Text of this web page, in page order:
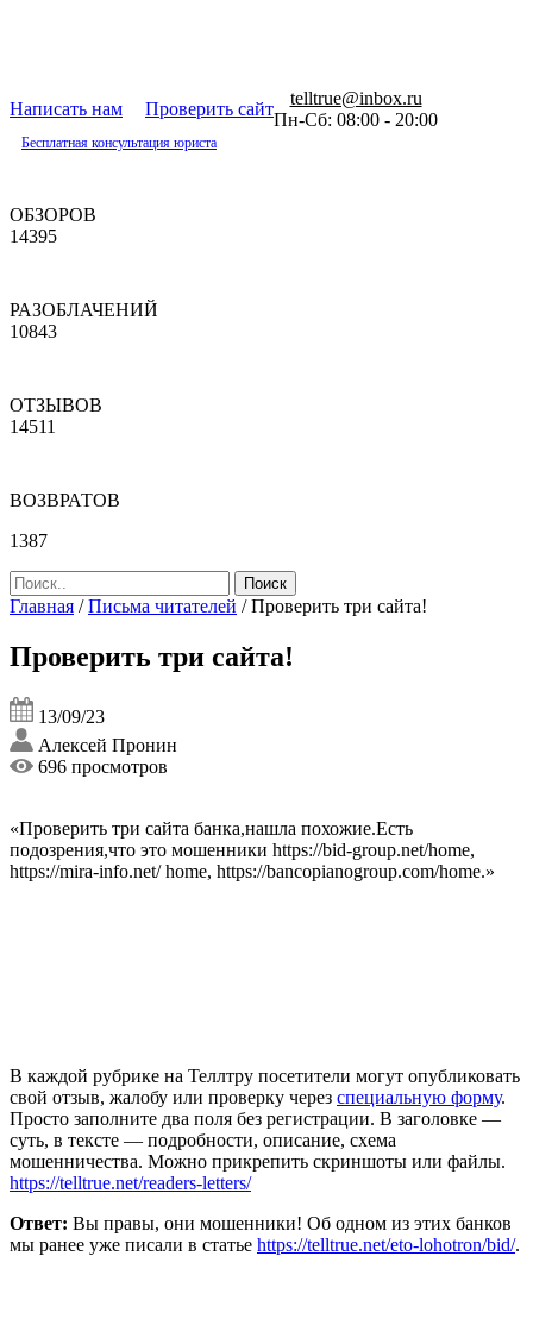
Написать нам Проверить сайт
telltrue@inbox.ru
Пн-Сб: 08:00 - 20:00
Бесплатная консультация юриста
ОБЗОРОВ
14395
РАЗОБЛАЧЕНИЙ
10843
ОТЗЫВОВ
14511
ВОЗВРАТОВ
1387
Главная /Письма читателей /Проверить три сайта!
Проверить три сайта!
13/09/23
Алексей Пронин
696 просмотров
«Проверить три сайта банка,нашла похожие.Есть
подозрения,что это мошенники https://bid-group.net/home,
https://mira-info.net/ home, https://bancopianogroup.com/home.»
В каждой рубрике на Теллтру посетители могут опубликовать
свой отзыв, жалобу или проверку через специальную форму.
Просто заполните два поля без регистрации. В заголовке —
суть, в тексте — подробности, описание, схема
мошенничества. Можно прикрепить скриншоты или файлы.
https://telltrue.net/readers-letters/
Ответ: Вы правы, они мошенники! Об одном из этих банков
мы ранее уже писали в статье https://telltrue.net/eto-lohotron/bid/.